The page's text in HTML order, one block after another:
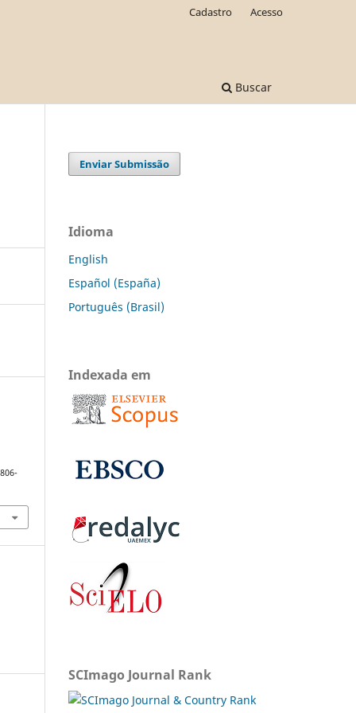
Buscar
Cadastro Acesso
Enviar Submissão
Idioma
English
Español (España)
Português (Brasil)
Indexada em
SCImago Journal Rank